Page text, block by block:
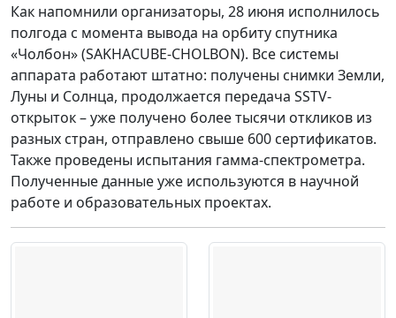
Как напомнили организаторы, 28 июня исполнилось
полгода с момента вывода на орбиту спутника
«Чолбон» (SAKHACUBE-CHOLBON). Все системы
аппарата работают штатно: получены снимки Земли,
Луны и Солнца, продолжается передача SSTV-
открыток – уже получено более тысячи откликов из
разных стран, отправлено свыше 600 сертификатов.
Также проведены испытания гамма-спектрометра.
Полученные данные уже используются в научной
работе и образовательных проектах.